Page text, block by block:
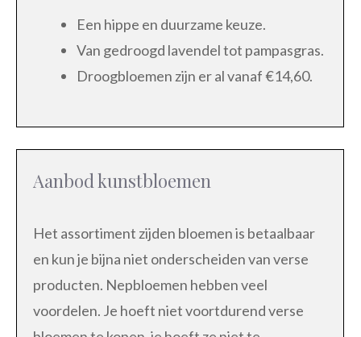
Een hippe en duurzame keuze.
Van gedroogd lavendel tot pampasgras.
Droogbloemen zijn er al vanaf €14,60.
Aanbod kunstbloemen
Het assortiment zijden bloemen is betaalbaar
en kun je bijna niet onderscheiden van verse
producten. Nepbloemen hebben veel
voordelen. Je hoeft niet voortdurend verse